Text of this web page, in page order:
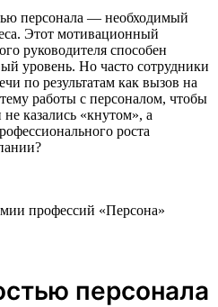
персонала — необходимый
Этот мотивационный
руководителя способен
уровень. Но часто сотрудники
по результатам как вызов на
работы с персоналом, чтобы
не казались «кнутом», а
роста
профессий «Персона»
персонала